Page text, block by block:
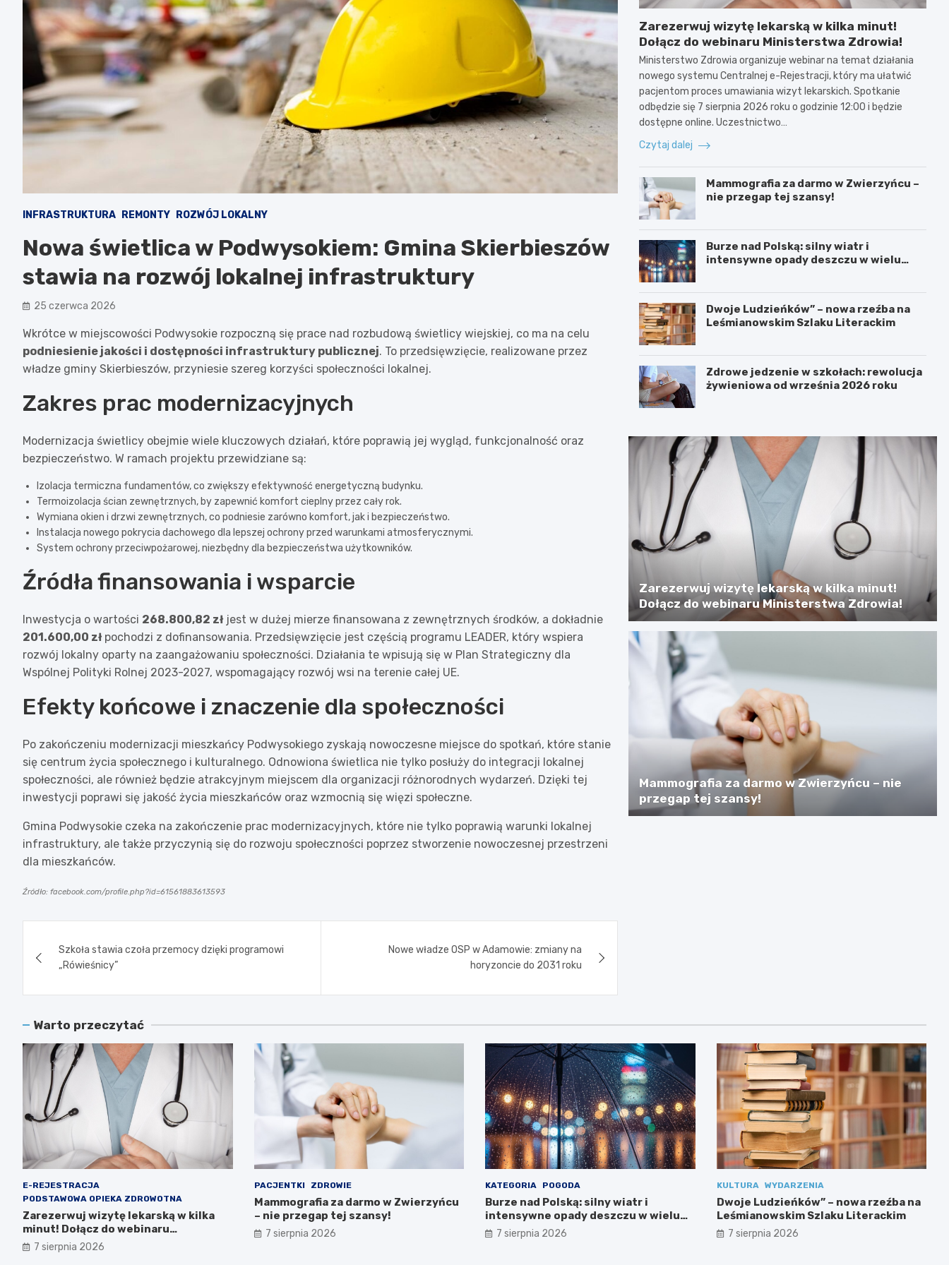
INFRASTRUKTURA REMONTY ROZWÓJ LOKALNY
Nowa świetlica w Podwysokiem: Gmina Skierbieszów
stawia na rozwój lokalnej infrastruktury
25 czerwca 2026
Wkrótce w miejscowości Podwysokie rozpoczną się prace nad rozbudową świetlicy wiejskiej, co ma na celu
podniesienie jakości i dostępności infrastruktury publicznej. To przedsięwzięcie, realizowane przez
władze gminy Skierbieszów, przyniesie szereg korzyści społeczności lokalnej.
Zakres prac modernizacyjnych
Modernizacja świetlicy obejmie wiele kluczowych działań, które poprawią jej wygląd, funkcjonalność oraz
bezpieczeństwo. W ramach projektu przewidziane są:
Izolacja termiczna fundamentów, co zwiększy efektywność energetyczną budynku.
Termoizolacja ścian zewnętrznych, by zapewnić komfort cieplny przez cały rok.
Wymiana okien i drzwi zewnętrznych, co podniesie zarówno komfort, jak i bezpieczeństwo.
Instalacja nowego pokrycia dachowego dla lepszej ochrony przed warunkami atmosferycznymi.
System ochrony przeciwpożarowej, niezbędny dla bezpieczeństwa użytkowników.
Źródła finansowania i wsparcie
Inwestycja o wartości 268.800,82 zł jest w dużej mierze finansowana z zewnętrznych środków, a dokładnie
201.600,00 zł pochodzi z dofinansowania. Przedsięwzięcie jest częścią programu LEADER, który wspiera
rozwój lokalny oparty na zaangażowaniu społeczności. Działania te wpisują się w Plan Strategiczny dla
Wspólnej Polityki Rolnej 2023-2027, wspomagający rozwój wsi na terenie całej UE.
Efekty końcowe i znaczenie dla społeczności
Po zakończeniu modernizacji mieszkańcy Podwysokiego zyskają nowoczesne miejsce do spotkań, które stanie
się centrum życia społecznego i kulturalnego. Odnowiona świetlica nie tylko posłuży do integracji lokalnej
społeczności, ale również będzie atrakcyjnym miejscem dla organizacji różnorodnych wydarzeń. Dzięki tej
inwestycji poprawi się jakość życia mieszkańców oraz wzmocnią się więzi społeczne.
Gmina Podwysokie czeka na zakończenie prac modernizacyjnych, które nie tylko poprawią warunki lokalnej
infrastruktury, ale także przyczynią się do rozwoju społeczności poprzez stworzenie nowoczesnej przestrzeni
dla mieszkańców.
Źródło: facebook.com/profile.php?id=61561883613593
wpisu
Szkoła stawia czoła przemocy dzięki programowi
„Rówieśnicy”
Nowe władze OSP w Adamowie: zmiany na
horyzoncie do 2031 roku
Zarezerwuj wizytę lekarską w kilka minut!
Dołącz do webinaru Ministerstwa Zdrowia!
Ministerstwo Zdrowia organizuje webinar na temat działania
nowego systemu Centralnej e-Rejestracji, który ma ułatwić
pacjentom proces umawiania wizyt lekarskich. Spotkanie
odbędzie się 7 sierpnia 2026 roku o godzinie 12:00 i będzie
dostępne online. Uczestnictwo…
Czytaj dalej
Mammografia za darmo w Zwierzyńcu –
nie przegap tej szansy!
Burze nad Polską: silny wiatr i
intensywne opady deszczu w wielu
Dwoje Ludzieńków” – nowa rzeźba na
Leśmianowskim Szlaku Literackim
Zdrowe jedzenie w szkołach: rewolucja
żywieniowa od września 2026 roku
Zarezerwuj wizytę lekarską w kilka minut!
Dołącz do webinaru Ministerstwa Zdrowia!
Mammografia za darmo w Zwierzyńcu – nie
przegap tej szansy!
Warto przeczytać
E-REJESTRACJA
PODSTAWOWA OPIEKA ZDROWOTNA
Zarezerwuj wizytę lekarską w kilka
minut! Dołącz do webinaru
Ministerstwa Zdrowia!
7 sierpnia 2026
PACJENTKI ZDROWIE
Mammografia za darmo w Zwierzyńcu
– nie przegap tej szansy!
7 sierpnia 2026
KATEGORIA POGODA
Burze nad Polską: silny wiatr i
intensywne opady deszczu w wielu
regionach
7 sierpnia 2026
KULTURA WYDARZENIA
Dwoje Ludzieńków” – nowa rzeźba na
Leśmianowskim Szlaku Literackim
7 sierpnia 2026